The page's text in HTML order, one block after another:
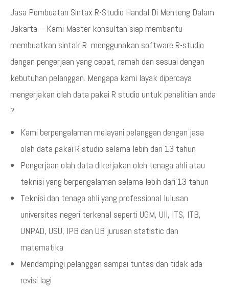
Jasa Pembuatan Sintax R-Studio Handal Di Menteng Dalam
Jakarta – Kami Master konsultan siap membantu
membuatkan sintak R menggunakan software R-studio
dengan pengerjaan yang cepat, ramah dan sesuai dengan
kebutuhan pelanggan. Mengapa kami layak dipercaya
mengerjakan olah data pakai R studio untuk penelitian anda
?
Kami berpengalaman melayani pelanggan dengan jasa
olah data pakai R studio selama lebih dari 13 tahun
Pengerjaan olah data dikerjakan oleh tenaga ahli atau
teknisi yang berpengalaman selama lebih dari 13 tahun
Teknisi dan tenaga ahli yang professional lulusan
universitas negeri terkenal seperti UGM, UII, ITS, ITB,
UNPAD, USU, IPB dan UB jurusan statistic dan
matematika
Mendampingi pelanggan sampai tuntas dan tidak ada
revisi lagi